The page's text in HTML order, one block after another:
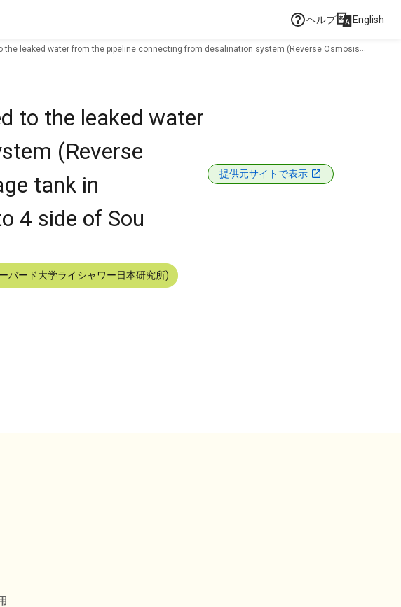
ヘルプ English
leaked water from the pipeline connecting from desalination system (Reverse Osmosis
to the leaked water
(Reverse
tank in
4 side of Sou
提供元サイトで表示
バード大学ライシャワー日本研究所)